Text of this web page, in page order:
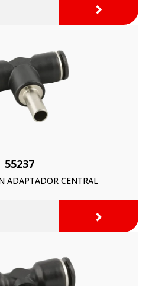
>
55237
ADAPTADOR CENTRAL
>